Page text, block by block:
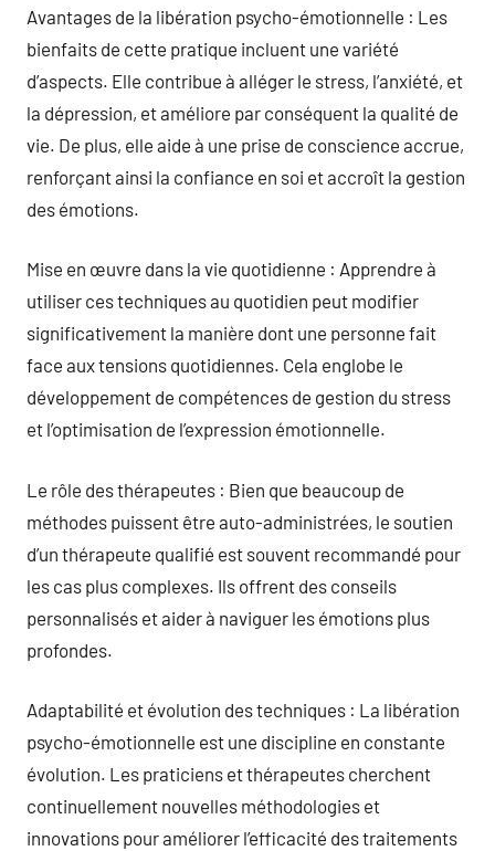
Avantages de la libération psycho-émotionnelle : Les
bienfaits de cette pratique incluent une variété
d’aspects. Elle contribue à alléger le stress, l’anxiété, et
la dépression, et améliore par conséquent la qualité de
vie. De plus, elle aide à une prise de conscience accrue,
renforçant ainsi la confiance en soi et accroît la gestion
des émotions.
Mise en œuvre dans la vie quotidienne : Apprendre à
utiliser ces techniques au quotidien peut modifier
significativement la manière dont une personne fait
face aux tensions quotidiennes. Cela englobe le
développement de compétences de gestion du stress
et l’optimisation de l’expression émotionnelle.
Le rôle des thérapeutes : Bien que beaucoup de
méthodes puissent être auto-administrées, le soutien
d’un thérapeute qualifié est souvent recommandé pour
les cas plus complexes. Ils offrent des conseils
personnalisés et aider à naviguer les émotions plus
profondes.
Adaptabilité et évolution des techniques : La libération
psycho-émotionnelle est une discipline en constante
évolution. Les praticiens et thérapeutes cherchent
continuellement nouvelles méthodologies et
innovations pour améliorer l’efficacité des traitements